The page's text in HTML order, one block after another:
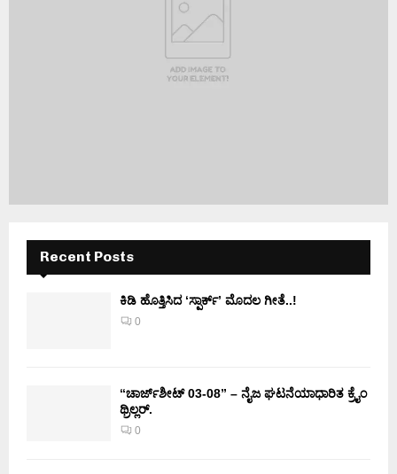
Recent Posts
ಕಿಡಿ‌‌ ಹೊತ್ತಿಸಿದ ‘ಸ್ಪಾರ್ಕ್’ ಮೊದಲ‌ ಗೀತೆ..!
0
“ಚಾರ್ಜ್‌ಶೀಟ್ 03-08” – ನೈಜ ಘಟನೆಯಾಧಾರಿತ ಕ್ರೈಂ
ಥ್ರಿಲ್ಲರ್.
0